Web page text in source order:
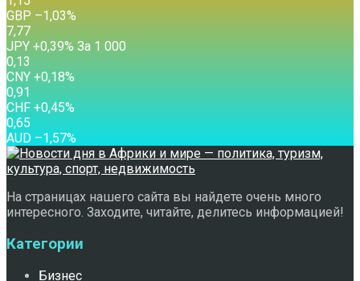
GBP –1,03%
7,77
JPY +0,39% За 1 000
0,13
CNY +0,18%
0,91
CHF +0,45%
0,65
AUD –1,57%
На страницах нашего сайта вы найдете очень много
интересного. Заходите, читайте, делитесь информацией!
Категории
Бизнес